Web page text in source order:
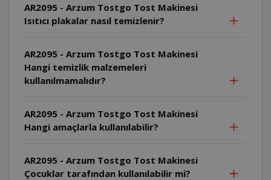
AR2095 - Arzum Tostgo Tost Makinesi
Isıtıcı plakalar nasıl temizlenir?
AR2095 - Arzum Tostgo Tost Makinesi
Hangi temizlik malzemeleri
kullanılmamalıdır?
AR2095 - Arzum Tostgo Tost Makinesi
Hangi amaçlarla kullanılabilir?
AR2095 - Arzum Tostgo Tost Makinesi
Çocuklar tarafından kullanılabilir mi?